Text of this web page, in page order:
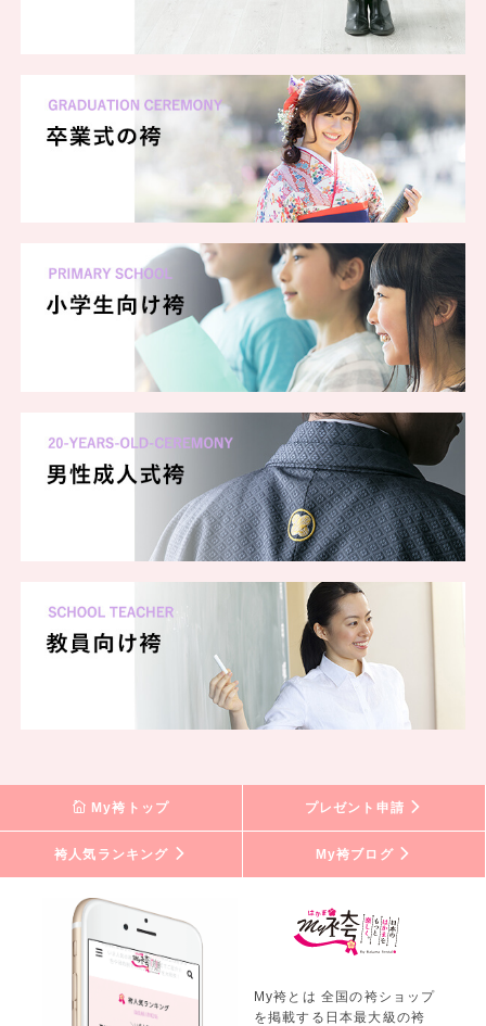
My袴トップ プレゼント申請
袴人気ランキング My袴ブログ
My袴とは 全国の袴ショップ
を掲載する日本最大級の袴